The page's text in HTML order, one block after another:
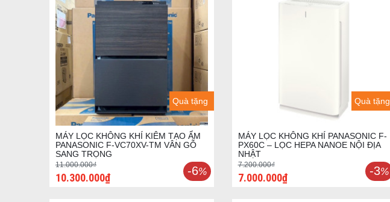
Quà tặng
MÁY LỌC KHÔNG KHÍ KIÊM TẠO ẨM
PANASONIC F-VC70XV-TM VÂN GỖ
SANG TRỌNG
11.000.000₫
10.300.000₫
-6%
Quà tặng
MÁY LỌC KHÔNG KHÍ PANASONIC F-
PX60C – LỌC HEPA NANOE NỘI ĐỊA
NHẬT
7.200.000₫
7.000.000₫
-3%